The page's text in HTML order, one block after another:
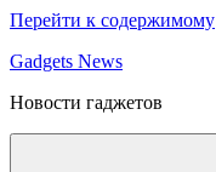
Перейти к содержимому
Gadgets News
Новости гаджетов